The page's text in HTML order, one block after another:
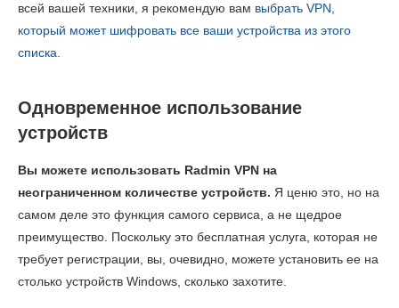
всей вашей техники, я рекомендую вам выбрать VPN,
который может шифровать все ваши устройства из этого
списка
Одновременное использование
устройств
Вы можете использовать Radmin VPN на
неограниченном количестве устройств. Я ценю это, но на
самом деле это функция самого сервиса, а не щедрое
преимущество. Поскольку это бесплатная услуга, которая не
требует регистрации, вы, очевидно, можете установить ее на
столько устройств Windows, сколько захотите.